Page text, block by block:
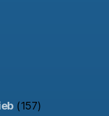
(157)